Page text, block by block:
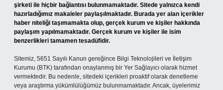
şirketi ile hiçbir bağlantısı bulunmamaktadır. Sitede yalnızca kendi
hazırladığımız makaleler paylaşılmaktadır. Burada yer alan içerikler
haber niteliği taşımamakta olup, gerçek kurum ve kişiler hakkında
paylaşım yapılmamaktadır. Gerçek kurum ve kişiler ile isim
benzerlikleri tamamen tesadüfidir.
Sitemiz, 5651 Sayılı Kanun gereğince Bilgi Teknolojileri ve İletişim
Kurumu (BTK) tarafından onaylanmış bir Yer Sağlayıcı olarak hizmet
vermektedir. Bu nedenle, sitedeki içerikleri proaktif olarak denetleme
veya araştırma yükümlülüğümüz bulunmamaktadır. Ancak, üyelerimiz